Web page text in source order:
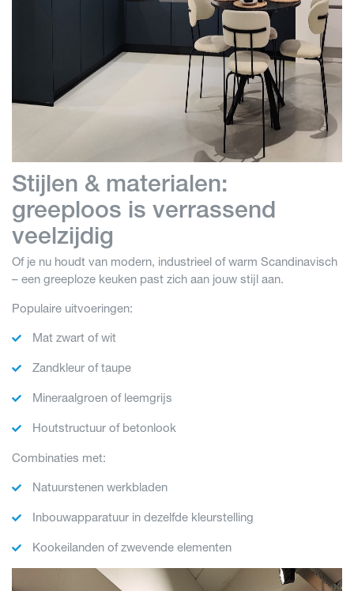
Stijlen & materialen:
greeploos is verrassend
veelzijdig
Of je nu houdt van modern, industrieel of warm Scandinavisch
– een greeploze keuken past zich aan jouw stijl aan.
Populaire uitvoeringen:
Mat zwart of wit
Zandkleur of taupe
Mineraalgroen of leemgrijs
Houtstructuur of betonlook
Combinaties met:
Natuurstenen werkbladen
Inbouwapparatuur in dezelfde kleurstelling
Kookeilanden of zwevende elementen